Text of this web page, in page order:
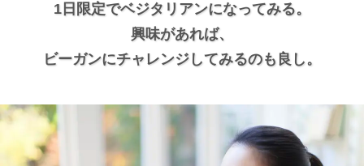
1日限定でベジタリアンになってみる。
興味があれば、
ビーガンにチャレンジしてみるのも良し。